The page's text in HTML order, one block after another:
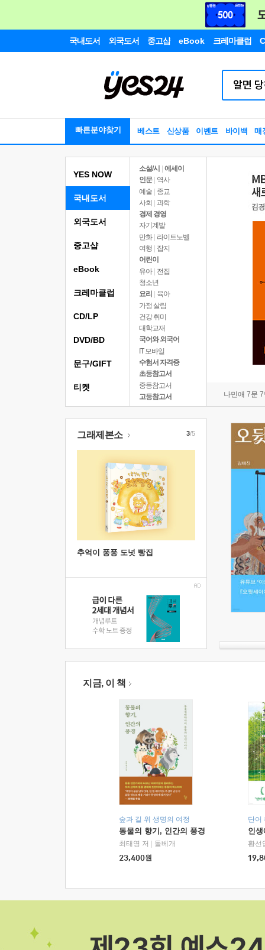
국내도서 외국도서 중고샵 eBook 크레마클럽
빠른분야찾기 베스트 신상품 이벤트 바이백 매
YES NOW
국내도서
소설/시
에세이
인문
역사
예술 | 종교
사회 | 과학
경제 경영
자기계발
만화 | 라이트노벨
여행
잡지
어린이
유아 | 전집
청소년
요리
육아
가정 살림
건강 취미
대학교재
국어와 외국어
IT 모바일
수험서 자격증
초등참고서
중등참고서
고등참고서
나민애 7문
외국도서
중고샵
eBook
크레마클럽
CD/LP
DVD/BD
문구/GIFT
티켓
그래제본소
추억이 퐁퐁 도넛 빵집
3/5
지금, 이 책
숲과 길 위 생명의 여정
동물의 향기, 인간의 풍경
최태영 저
돌베개
23,400원
단어
인
황선